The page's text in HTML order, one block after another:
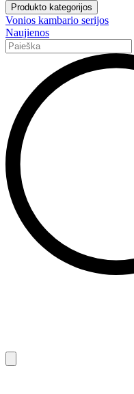
Produkto kategorijos
Vonios kambario serijos
Naujienos